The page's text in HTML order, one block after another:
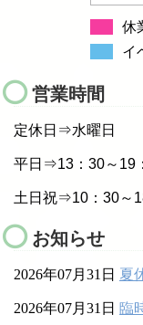
休
イ
営業時間
定休日⇒水曜日
平日⇒13：30～19
土日祝⇒10：30～
お知らせ
2026年07月31日 夏
2026年07月31日 臨